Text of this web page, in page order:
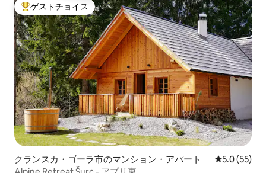
大好評のゲストチョイスです。
ゲストチョイス
クランスカ・ゴーラ市のマンション・アパート レビュー55
5.0 (55)